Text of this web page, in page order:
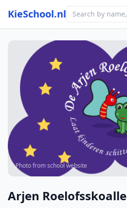
KieSchool.nl
Photo from school website
Arjen Roelofsskoalle